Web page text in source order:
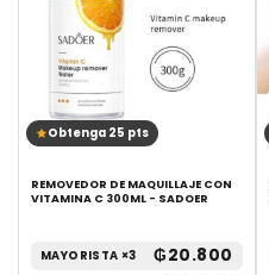
Obtenga 25 pts
REMOVEDOR DE MAQUILLAJE CON
VITAMINA C 300ML - SADOER
MAYORISTA ×3 ₲20.800